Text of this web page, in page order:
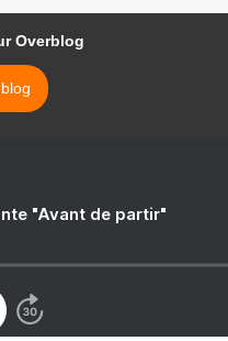
Overblog
"Avant de partir"